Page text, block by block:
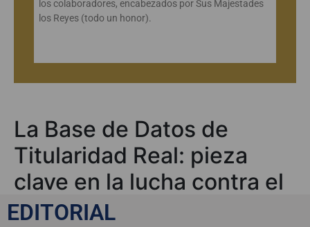
los colaboradores, encabezados por Sus Majestades
los Reyes (todo un honor).
La Base de Datos de
Titularidad Real: pieza
clave en la lucha contra el
blanqueo de capitales
EDITORIAL